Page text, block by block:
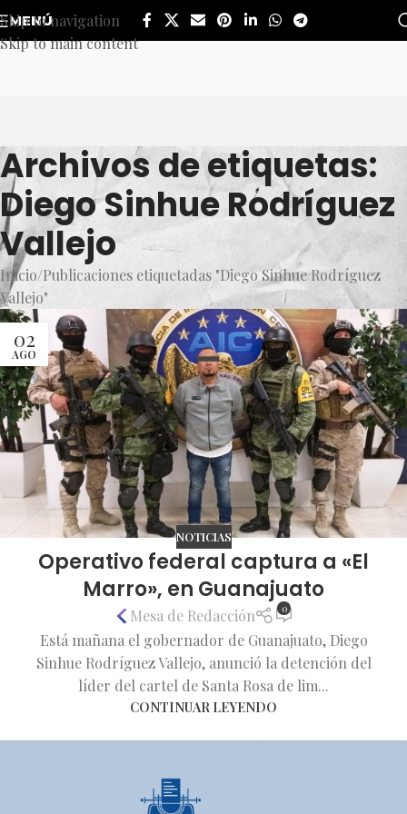
Skip to navigation
Skip to main content
MENÚ
Archivos de etiquetas:
Diego Sinhue Rodríguez
Vallejo
Inicio Publicaciones etiquetadas "Diego Sinhue Rodríguez
Vallejo"
02
AGO
NOTICIAS
Operativo federal captura a «El
Marro», en Guanajuato
Mesa de Redacción 0
Está mañana el gobernador de Guanajuato, Diego
Sinhue Rodríguez Vallejo, anunció la detención del
líder del cartel de Santa Rosa de lim...
CONTINUAR LEYENDO